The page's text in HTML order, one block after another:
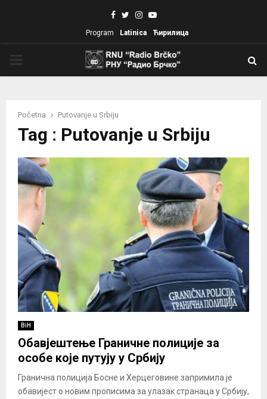
Facebook
TwitterInstagram
Youtube
Program Latinica Ћирилица
Početna Putovanje u Srbiju
Tag : Putovanje u Srbiju
BiH
Обавјештење Граничне полиције за
особе које путују у Србију
Гранична полиција Босне и Херцеговине запримила је
обавијест о новим прописима за улазак странаца у Србију,